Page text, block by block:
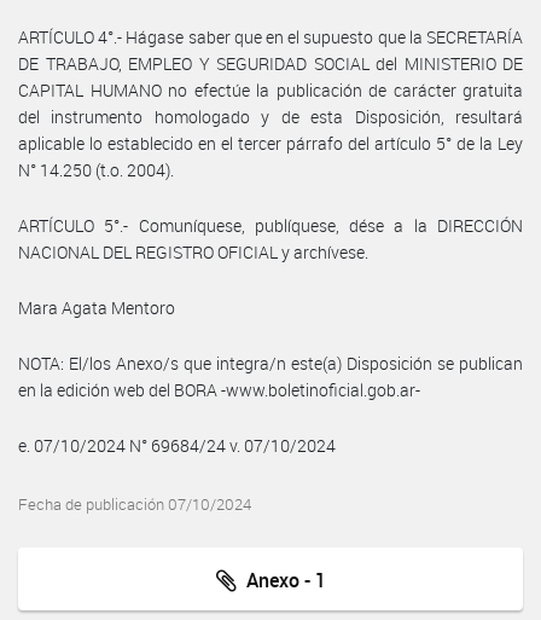
ARTÍCULO 4°.- Hágase saber que en el supuesto que la SECRETARÍA
DE TRABAJO, EMPLEO Y SEGURIDAD SOCIAL del MINISTERIO DE
CAPITAL HUMANO no efectúe la publicación de carácter gratuita
del instrumento homologado y de esta Disposición, resultará
aplicable lo establecido en el tercer párrafo del artículo 5° de la Ley
N° 14.250 (t.o. 2004).
ARTÍCULO 5°.- Comuníquese, publíquese, dése a la DIRECCIÓN
NACIONAL DEL REGISTRO OFICIAL y archívese.
Mara Agata Mentoro
NOTA: El/los Anexo/s que integra/n este(a) Disposición se publican
en la edición web del BORA -www.boletinoficial.gob.ar-
e. 07/10/2024 N° 69684/24 v. 07/10/2024
Fecha de publicación 07/10/2024
Anexo - 1